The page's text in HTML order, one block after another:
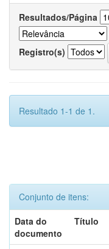
Resultados/Página
Registro(s)
Resultado 1-1 de 1.
Conjunto de itens:
Data do
documento
Título